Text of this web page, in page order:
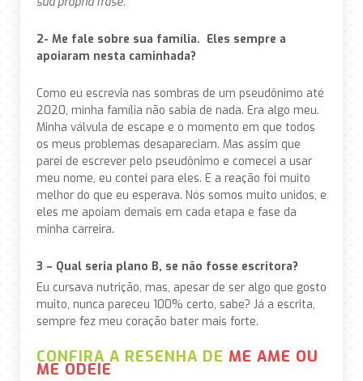
2- Me fale sobre sua família. Eles sempre a
apoiaram nesta caminhada?
Como eu escrevia nas sombras de um pseudônimo até
2020, minha família não sabia de nada. Era algo meu.
Minha válvula de escape e o momento em que todos
os meus problemas desapareciam. Mas assim que
parei de escrever pelo pseudônimo e comecei a usar
meu nome, eu contei para eles. E a reação foi muito
melhor do que eu esperava. Nós somos muito unidos, e
eles me apoiam demais em cada etapa e fase da
minha carreira.
3 – Qual seria plano B, se não fosse escritora?
Eu cursava nutrição, mas, apesar de ser algo que gosto
muito, nunca pareceu 100% certo, sabe? Já a escrita,
sempre fez meu coração bater mais forte.
CONFIRA A RESENHA DE ME AME OU
ME ODEIE